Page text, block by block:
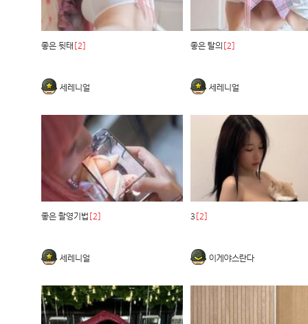
좋은 뒷태 [2]
세레니얼
좋은 탈의 [2]
세레니얼
좋은 촬영기법 [2]
세레니얼
3 [2]
이게야스란다